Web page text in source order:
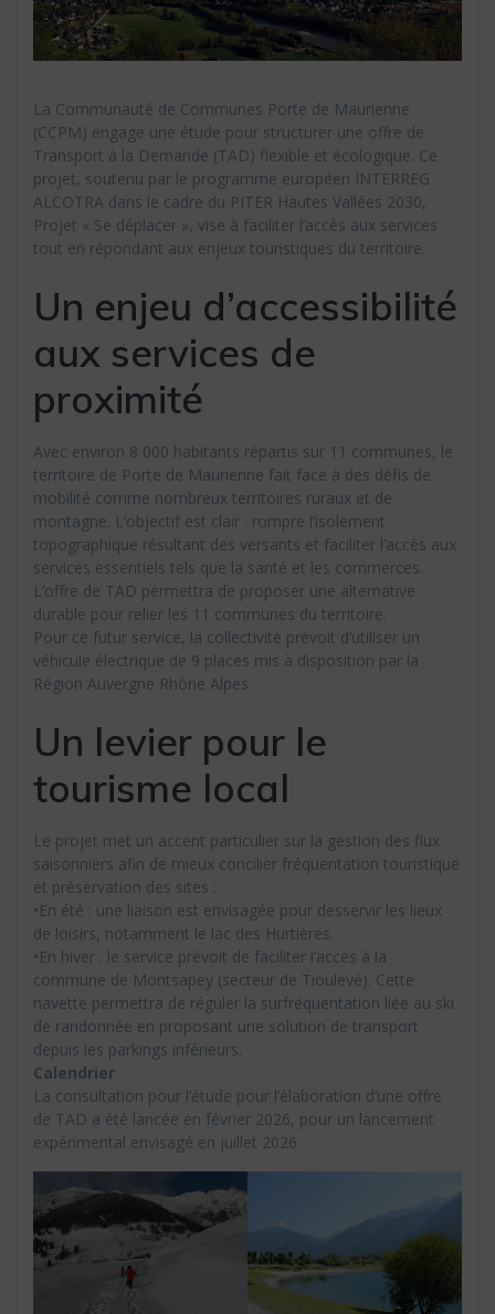
La Communauté de Communes Porte de Maurienne
(CCPM) engage une étude pour structurer une offre de
Transport à la Demande (TAD) flexible et écologique. Ce
projet, soutenu par le programme européen INTERREG
ALCOTRA dans le cadre du PITER Hautes Vallées 2030,
Projet « Se déplacer », vise à faciliter l’accès aux services
tout en répondant aux enjeux touristiques du territoire.
Un enjeu d’accessibilité
aux services de
proximité
Avec environ 8 000 habitants répartis sur 11 communes, le
territoire de Porte de Maurienne fait face à des défis de
mobilité comme nombreux territoires ruraux et de
montagne. L’objectif est clair : rompre l’isolement
topographique résultant des versants et faciliter l’accès aux
services essentiels tels que la santé et les commerces.
L’offre de TAD permettra de proposer une alternative
durable pour relier les 11 communes du territoire.
Pour ce futur service, la collectivité prévoit d’utiliser un
véhicule électrique de 9 places mis à disposition par la
Région Auvergne Rhône Alpes.
Un levier pour le
tourisme local
Le projet met un accent particulier sur la gestion des flux
saisonniers afin de mieux concilier fréquentation touristique
et préservation des sites :
•En été : une liaison est envisagée pour desservir les lieux
de loisirs, notamment le lac des Hurtières.
•En hiver : le service prévoit de faciliter l’accès à la
commune de Montsapey (secteur de Tioulevé). Cette
navette permettra de réguler la surfréquentation liée au ski
de randonnée en proposant une solution de transport
depuis les parkings inférieurs.
Calendrier
La consultation pour l’étude pour l’élaboration d’une offre
de TAD a été lancée en février 2026, pour un lancement
expérimental envisagé en juillet 2026.